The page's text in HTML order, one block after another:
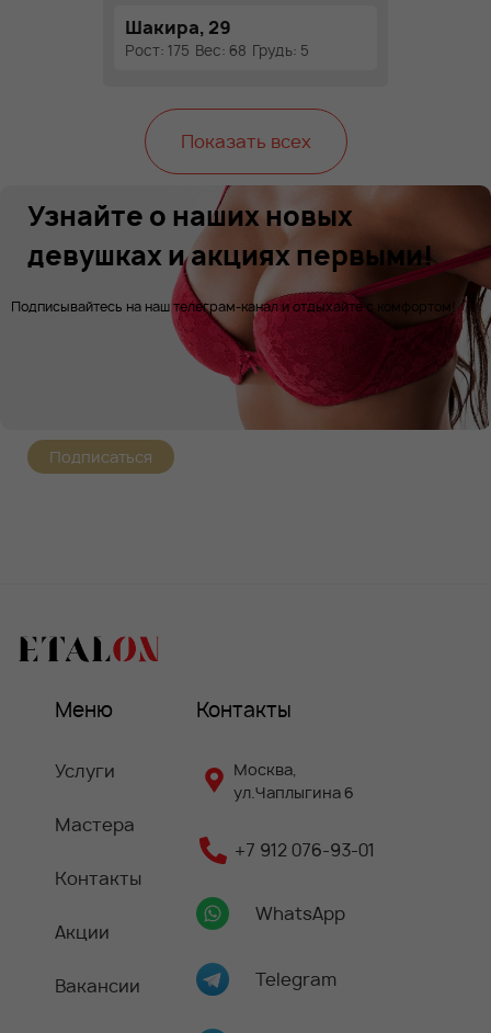
Шакира, 29
Рост: 175 Вес: 68 Грудь: 5
Показать всех
Узнайте о наших новых
девушках и акциях первыми!
Подписывайтесь на наш телеграм-канал и отдыхайте с комфортом!
Подписаться
Меню
Услуги
Мастера
Контакты
Акции
Вакансии
Контакты
Москва,
ул.Чаплыгина 6
+7 912 076-93-01
WhatsApp
Telegram